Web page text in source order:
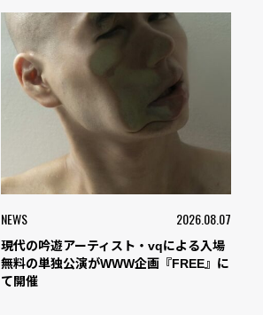
NEWS 2026.08.07
現代の吟遊アーティスト・vqによる入場
無料の単独公演がWWW企画『FREE』に
て開催